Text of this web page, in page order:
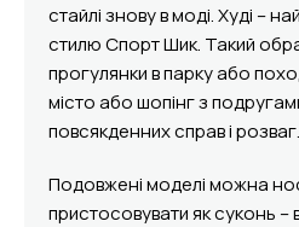
стайлі знову в моді. Худі –
стилю Спорт Шик. Такий
прогулянки в парку або
місто або шопінг з
повсякденних справ і розваг.
Подовжені моделі можна
пристосовувати як суконь –